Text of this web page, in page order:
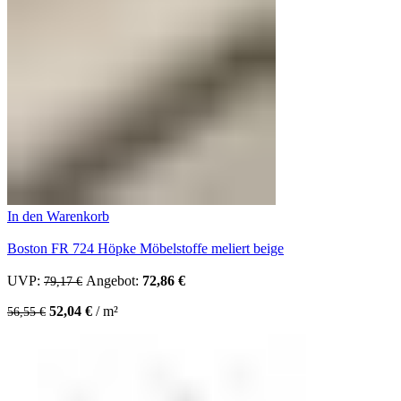
In den Warenkorb
Boston FR 724 Höpke Möbelstoffe meliert beige
UVP: 79,17€ Ursprünglicher Preis war: 79,17 €
Angebot: 72,86 €
56,55€ 52,04 € /m²